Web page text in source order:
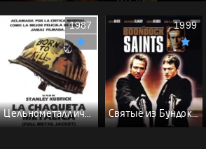
Цельнометаллическая оболочка - (Перевод Гоблина)
1987
Святые из Бундока \ Святые из трущоб - (Перевод Гоблина)
1999